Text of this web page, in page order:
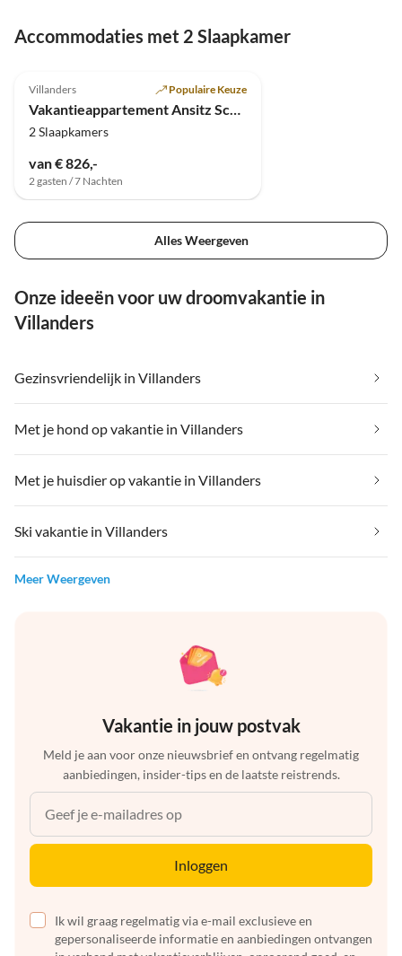
Accommodaties met 2 Slaapkamer
Villanders Populaire Keuze
Vakantieappartement Ansitz Schloss Gravetsch
2 Slaapkamers
van € 826,-
2 gasten / 7 Nachten
Alles Weergeven
Onze ideeën voor uw droomvakantie in
Villanders
Gezinsvriendelijk in Villanders
Met je hond op vakantie in Villanders
Met je huisdier op vakantie in Villanders
Ski vakantie in Villanders
Meer Weergeven
Vakantie in jouw postvak
Meld je aan voor onze nieuwsbrief en ontvang regelmatig
aanbiedingen, insider-tips en de laatste reistrends.
Inloggen
Ik wil graag regelmatig via e-mail exclusieve en
gepersonaliseerde informatie en aanbiedingen ontvangen